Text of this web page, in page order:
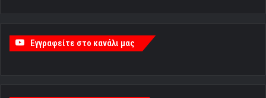
Εγγραφείτε στο κανάλι μας